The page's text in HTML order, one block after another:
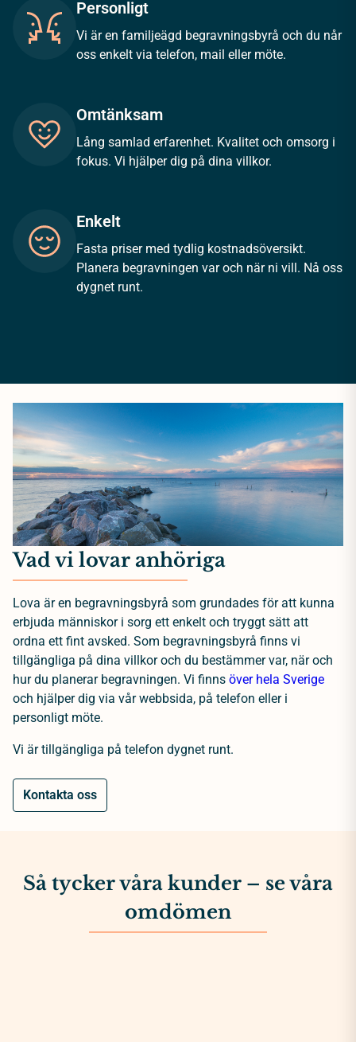
Personligt
Vi är en familjeägd begravningsbyrå och du når
oss enkelt via telefon, mail eller möte.
Omtänksam
Lång samlad erfarenhet. Kvalitet och omsorg i
fokus. Vi hjälper dig på dina villkor.
Enkelt
Fasta priser med tydlig kostnadsöversikt.
Planera begravningen var och när ni vill. Nå oss
dygnet runt.
Vad vi lovar anhöriga
Lova är en begravningsbyrå som grundades för att kunna
erbjuda människor i sorg ett enkelt och tryggt sätt att
ordna ett fint avsked. Som begravningsbyrå finns vi
tillgängliga på dina villkor och du bestämmer var, när och
hur du planerar begravningen. Vi finns över hela Sverige
och hjälper dig via vår webbsida, på telefon eller i
personligt möte.
Vi är tillgängliga på telefon dygnet runt.
Kontakta oss
Så tycker våra kunder – se våra
omdömen